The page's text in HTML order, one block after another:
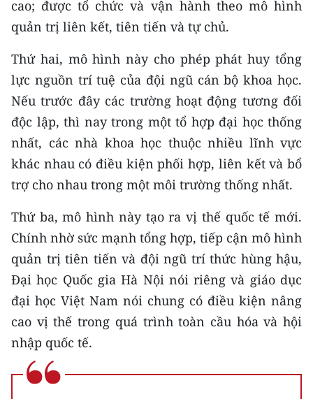
cao; được tổ chức và vận hành theo mô hình
quản trị liên kết, tiên tiến và tự chủ.
Thứ hai, mô hình này cho phép phát huy tổng
lực nguồn trí tuệ của đội ngũ cán bộ khoa học.
Nếu trước đây các trường hoạt động tương đối
độc lập, thì nay trong một tổ hợp đại học thống
nhất, các nhà khoa học thuộc nhiều lĩnh vực
khác nhau có điều kiện phối hợp, liên kết và bổ
trợ cho nhau trong một môi trường thống nhất.
Thứ ba, mô hình này tạo ra vị thế quốc tế mới.
Chính nhờ sức mạnh tổng hợp, tiếp cận mô hình
quản trị tiên tiến và đội ngũ trí thức hùng hậu,
Đại học Quốc gia Hà Nội nói riêng và giáo dục
đại học Việt Nam nói chung có điều kiện nâng
cao vị thế trong quá trình toàn cầu hóa và hội
nhập quốc tế.